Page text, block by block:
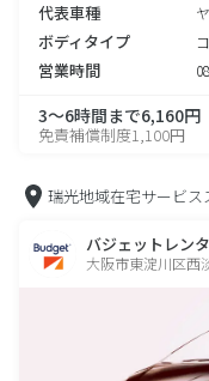
代表車種
ボディタイプ
営業時間
3～6時間まで6,160円
免責補償制度1,100円
瑞光地域在宅サービス
バジェットレン
大阪市東淀川区西